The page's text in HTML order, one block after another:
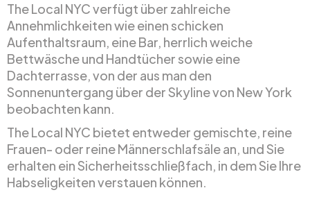
The Local NYC verfügt über zahlreiche
Annehmlichkeiten wie einen schicken
Aufenthaltsraum, eine Bar, herrlich weiche
Bettwäsche und Handtücher sowie eine
Dachterrasse, von der aus man den
Sonnenuntergang über der Skyline von New York
beobachten kann.
The Local NYC bietet entweder gemischte, reine
Frauen- oder reine Männerschlafsäle an, und Sie
erhalten ein Sicherheitsschließfach, in dem Sie Ihre
Habseligkeiten verstauen können.